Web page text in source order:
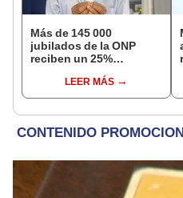
Más de 145 000
jubilados de la ONP
reciben un 25%
en agostoLEER MÁS